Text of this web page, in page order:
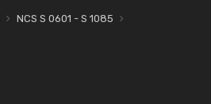
NCS S 0601 - S 1085